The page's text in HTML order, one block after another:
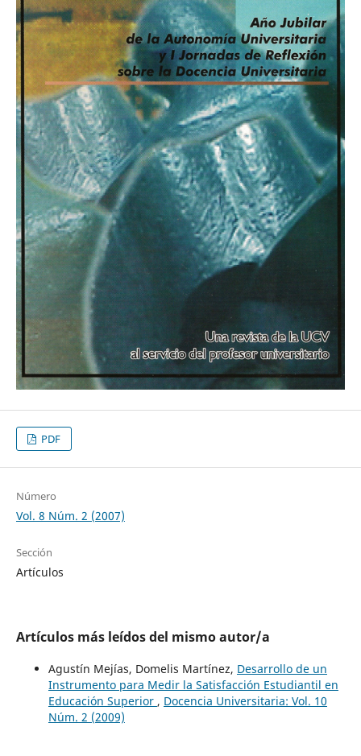
PDF
Número
Vol. 8 Núm. 2 (2007)
Sección
Artículos
Artículos más leídos del mismo autor/a
Agustín Mejías, Domelis Martínez, Desarrollo de un
Instrumento para Medir la Satisfacción Estudiantil en
Educación Superior , Docencia Universitaria: Vol. 10
Núm. 2 (2009)